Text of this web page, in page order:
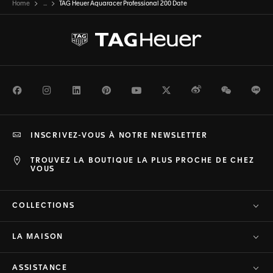
Home ... TAG Heuer Aquaracer Professional 200 Date
FacebookInstagramLinkedInPinterestYoutubeTwitterWeiboWeChat
TROUVEZ LA BOUTIQUE LA PLUS PROCHE DE CHEZ
VOUS
INSCRIVEZ-VOUS À NOTRE NEWSLETTER
COLLECTIONS
LA MAISON
ASSISTANCE